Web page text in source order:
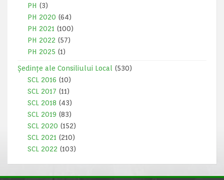
PH (3)
PH 2020 (64)
PH 2021 (100)
PH 2022 (57)
PH 2025 (1)
Ședințe ale Consiliului Local
(530)
SCL 2016 (10)
SCL 2017 (11)
SCL 2018 (43)
SCL 2019 (83)
SCL 2020 (152)
SCL 2021 (210)
SCL 2022 (103)